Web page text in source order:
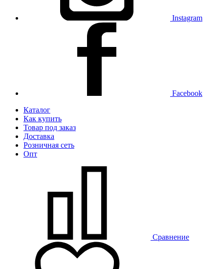
Instagram
Facebook
Каталог
Как купить
Товар под заказ
Доставка
Розничная сеть
Опт
Сравнение